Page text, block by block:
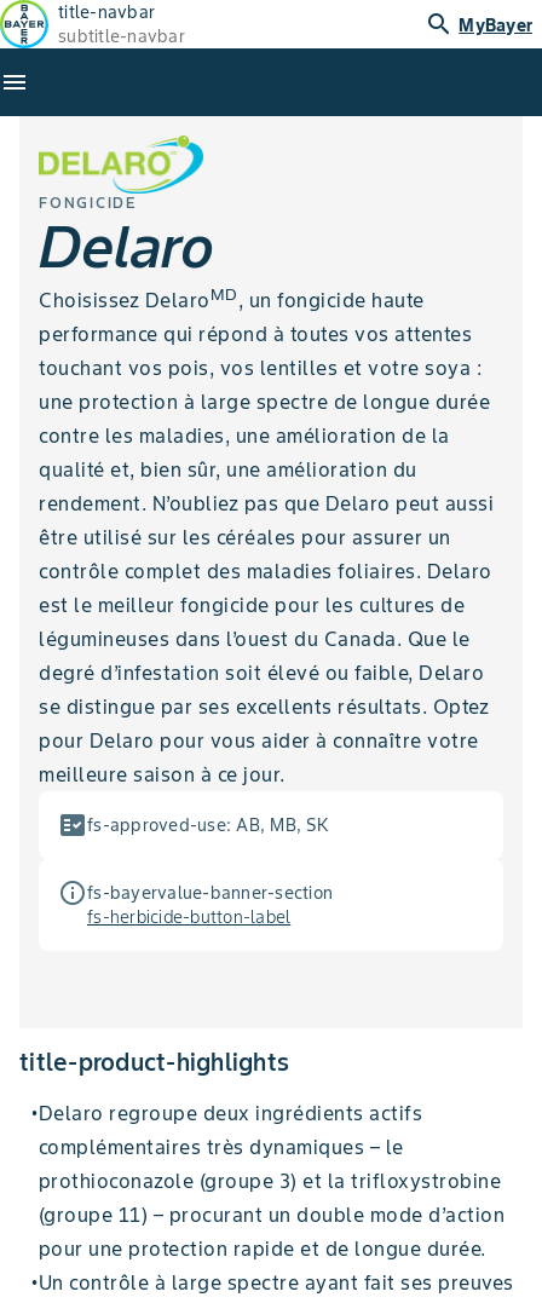
title-navbar
subtitle-navbar
search MyBayer
menu
FONGICIDE
Delaro
Choisissez DelaroMD, un fongicide haute
performance qui répond à toutes vos attentes
touchant vos pois, vos lentilles et votre soya :
une protection à large spectre de longue durée
contre les maladies, une amélioration de la
qualité et, bien sûr, une amélioration du
rendement. N’oubliez pas que Delaro peut aussi
être utilisé sur les céréales pour assurer un
contrôle complet des maladies foliaires. Delaro
est le meilleur fongicide pour les cultures de
légumineuses dans l’ouest du Canada. Que le
degré d’infestation soit élevé ou faible, Delaro
se distingue par ses excellents résultats. Optez
pour Delaro pour vous aider à connaître votre
meilleure saison à ce jour.
fact_checkfs-approved-use:AB, MB, SK
info_outlinefs-bayervalue-banner-section
fs-herbicide-button-label
title-product-highlights
•Delaro regroupe deux ingrédients actifs
complémentaires très dynamiques – le
prothioconazole (groupe 3) et la trifloxystrobine
(groupe 11) – procurant un double mode d’action
pour une protection rapide et de longue durée.
•Un contrôle à large spectre ayant fait ses preuves